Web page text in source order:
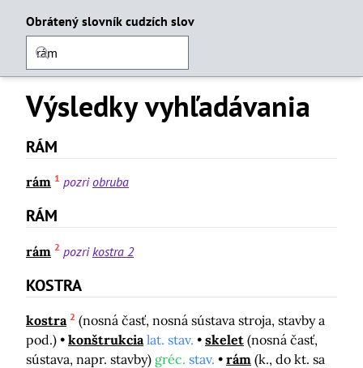
Obrátený slovník cudzích slov
Výsledky vyhľadávania
RÁM
rám 1 pozriobruba
RÁM
rám 2 pozri kostra 2
KOSTRA
kostra 2 (nosná časť, nosná sústava stroja, stavby a
pod.)
konštrukcia lat. stav. skelet (nosná časť,
sústava, napr. stavby) gréc. stav. rám (k., do kt. sa